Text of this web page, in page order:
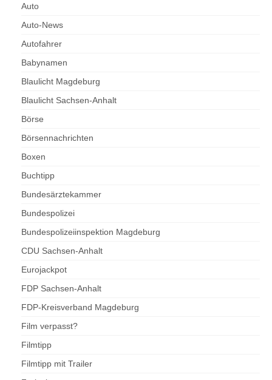
Auto
Auto-News
Autofahrer
Babynamen
Blaulicht Magdeburg
Blaulicht Sachsen-Anhalt
Börse
Börsennachrichten
Boxen
Buchtipp
Bundesärztekammer
Bundespolizei
Bundespolizeiinspektion Magdeburg
CDU Sachsen-Anhalt
Eurojackpot
FDP Sachsen-Anhalt
FDP-Kreisverband Magdeburg
Film verpasst?
Filmtipp
Filmtipp mit Trailer